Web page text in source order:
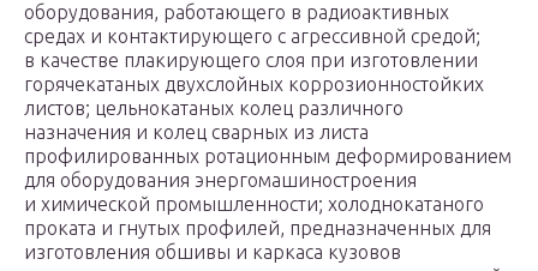
оборудования, работающего в радиоактивных
средах и контактирующего с агрессивной средой;
в качестве плакирующего слоя при изготовлении
горячекатаных двухслойных коррозионностойких
листов; цельнокатаных колец различного
назначения и колец сварных из листа
профилированных ротационным деформированием
для оборудования энергомашиностроения
и химической промышленности; холоднокатаного
проката и гнутых профилей, предназначенных для
изготовления обшивы и каркаса кузовов